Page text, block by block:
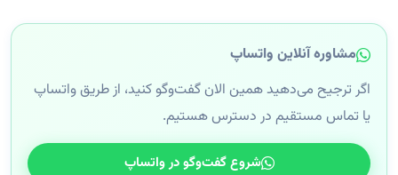
مشاوره آنلاین واتساپ
اگر ترجیح می‌دهید همین الان گفت‌وگو کنید، از طریق واتساپ
یا تماس مستقیم در دسترس هستیم.
شروع گفت‌وگو در واتساپ